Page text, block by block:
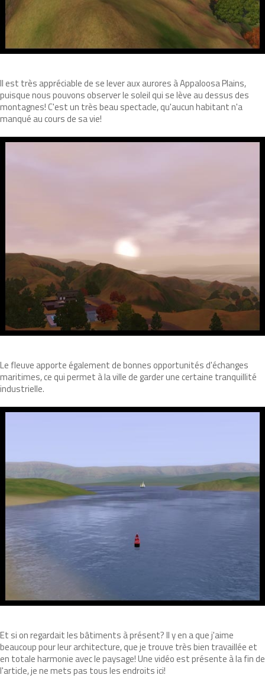
Il est très appréciable de se lever aux aurores à Appaloosa Plains,
puisque nous pouvons observer le soleil qui se lève au dessus des
montagnes! C'est un très beau spectacle, qu'aucun habitant n'a
manqué au cours de sa vie!
Le fleuve apporte également de bonnes opportunités d'échanges
maritimes, ce qui permet à la ville de garder une certaine tranquillité
industrielle.
Et si on regardait les bâtiments à présent? Il y en a que j'aime
beaucoup pour leur architecture, que je trouve très bien travaillée et
en totale harmonie avec le paysage! Une vidéo est présente à la fin de
l'article, je ne mets pas tous les endroits ici!